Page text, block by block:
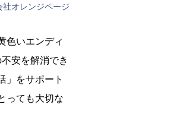
社オレンジページ
色いエンディ
安を解消でき
」をサポート
っても大切な